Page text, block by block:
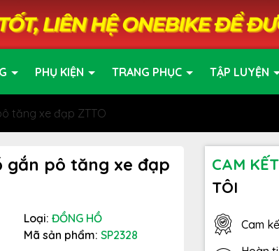
PHỤ KIỆN TRANG PHỤC TẬP LUYỆN
tăng xe đạp ZTTO
gắn pô tăng xe đạp
Loại: ĐỒNG HỒ
Mã sản phẩm: SP2328
CAM KẾT
TÔI
Cam